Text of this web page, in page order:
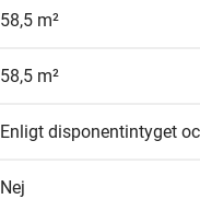
58,5 m²
58,5 m²
Enligt disponentintyget
Nej